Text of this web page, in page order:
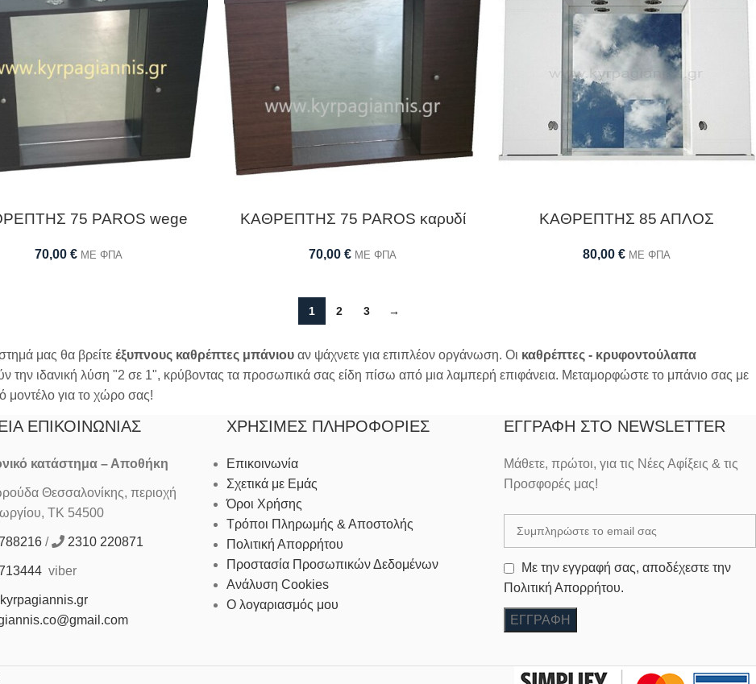
75 PAROS wege
70,00€ ΜΕ ΦΠΑ
ΚΑΘΡΕΠΤΗΣ 75 PAROS καρυδί
70,00€ ΜΕ ΦΠΑ
ΚΑΘΡΕΠΤΗΣ 85 ΑΠΛΟΣ
80,00€ ΜΕ ΦΠΑ
1 2 3 →
μας θα βρείτε έξυπνους καθρέπτες μπάνιουαν ψάχνετε για επιπλέον οργάνωση. Οι καθρέπτες - κρυφοντούλαπα
την ιδανική λύση "2 σε 1", κρύβοντας τα προσωπικά σας είδη πίσω από μια λαμπερή επιφάνεια. Μεταμορφώστε το μπάνιο σας με
μοντέλο για το χώρο σας!
ΕΠΙΚΟΙΝΩΝΊΑΣ
κατάστημα – Αποθήκη
Θεσσαλονίκης, περιοχή
ΤΚ 54500
/ 2310 220871
viber
ΧΡΉΣΙΜΕΣ ΠΛΗΡΟΦΟΡΊΕΣ
Επικοινωνία
Σχετικά με Εμάς
Όροι Χρήσης
Τρόποι Πληρωμής & Αποστολής
Πολιτική Απορρήτου
Προστασία Προσωπικών Δεδομένων
Ανάλυση Cookies
Ο λογαριασμός μου
ΕΓΓΡΑΦΉ ΣΤΟ NEWSLETTER
Μάθετε, πρώτοι, για τις Νέες Αφίξεις & τις
Προσφορές μας!
Με την εγγραφή σας, αποδέχεστε την
Πολιτική Απορρήτου.